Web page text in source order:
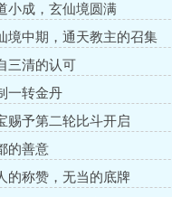
小成，玄仙境圆满
境中期，通天教主的召集
三清的认可
一转金丹
赐予第二轮比斗开启
的善意
的称赞，无当的底牌